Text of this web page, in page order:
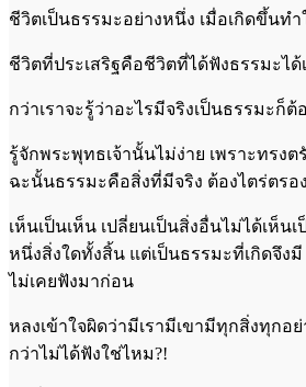
ชีวิตเป็นธรรมะอย่างหนึ่ง เมื่อเกิดขึ้นท
ชีวิตที่ประเสริฐคือชีวิตที่ได้ฟังธรรมะไ
กว่าเราจะรู้ว่าอะไรมีจริงเป็นธรรมะก็
รู้จักพระพุทธเจ้านั้นไม่ง่าย เพราะทรง
ฉะนั้นธรรมะคือสิ่งที่มีจริง ต้องไตร่ตร
เห็นเป็นเห็น เปลี่ยนเป็นสิ่งอื่นไม่ได้เห็
หนึ่งสิ่งใดทั้งสิ้น แต่เป็นธรรมะที่เกิดจึง
ไม่เคยฟังมาก่อน
หลงเข้าใจผิดว่ามีเรามีเขามีทุกสิ่งทุก
กว่าไม่ได้ฟังใช่ไหม?!